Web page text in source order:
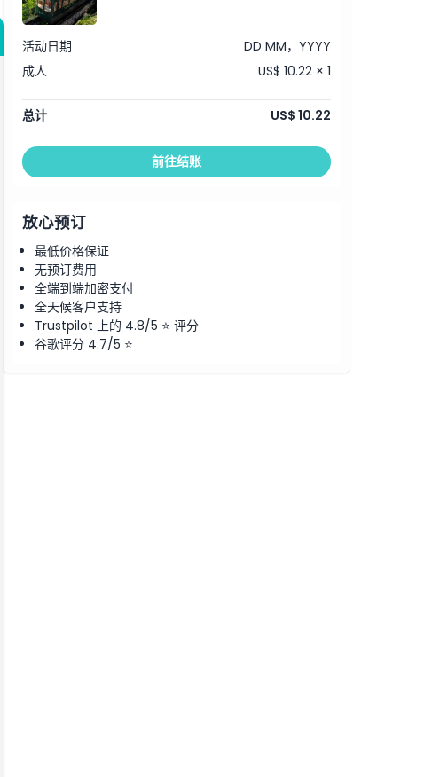
活动日期
DD MM，YYYY
成人
US$ 10.22 × 1
总计 US$ 10.22
前往结账
放心预订
最低价格保证
无预订费用
全端到端加密支付
全天候客户支持
Trustpilot 上的 4.8/5 ⭐ 评分
谷歌评分 4.7/5 ⭐